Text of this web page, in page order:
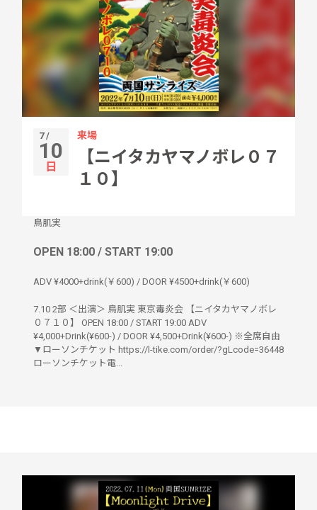
7 /
10
日
来場
【ニイタカヤマノボレ０７
１０】
鳥肌実
OPEN 18:00 / START 19:00
ADV ¥4000+drink(￥600) / DOOR ¥4500+drink(￥600)
7.10 2部 ＜出演＞ 鳥肌実 東京毒炎会 【ニイタカヤマノボレ
０７１０】 OPEN 18:00 / START 19:00 ADV
¥4,000+Drink(¥600-) / DOOR ¥4,500+Drink(¥600-) ※全席自由
▼ローソンチケット https://l-tike.com/order/?gLcode=36448
ローソンチケット電...